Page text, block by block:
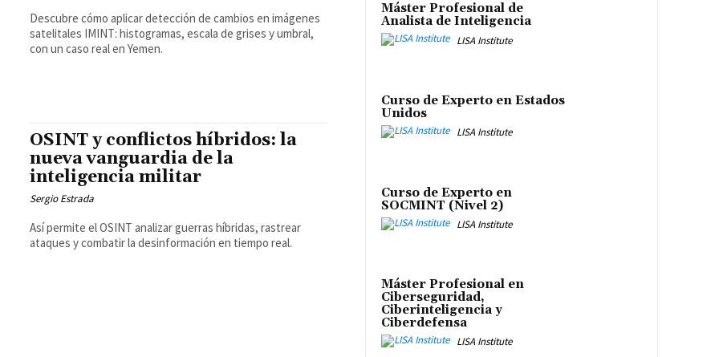
Descubre cómo aplicar detección de cambios en imágenes
satelitales IMINT: histogramas, escala de grises y umbral,
con un caso real en Yemen.
OSINT y conflictos híbridos: la
nueva vanguardia de la
inteligencia militar
Sergio Estrada
Así permite el OSINT analizar guerras híbridas, rastrear
ataques y combatir la desinformación en tiempo real.
Máster Profesional de
Analista de Inteligencia
LISA Institute
Curso de Experto en Estados
Unidos
LISA Institute
Curso de Experto en
SOCMINT (Nivel 2)
LISA Institute
Máster Profesional en
Ciberseguridad,
Ciberinteligencia y
Ciberdefensa
LISA Institute